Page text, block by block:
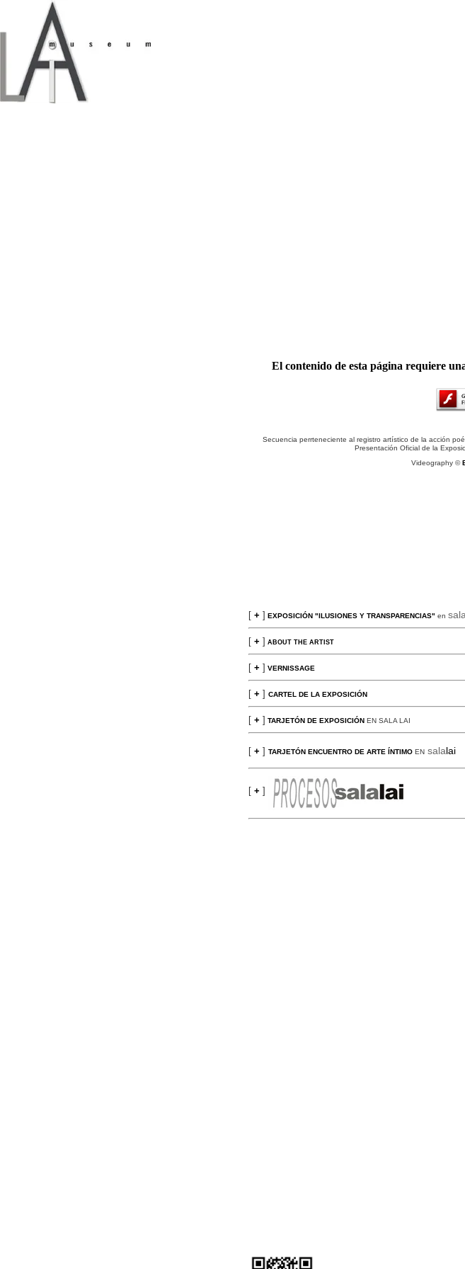
El contenido de esta página requiere
Secuencia perrteneciente al registro artístico de la acción
Presentación Oficial de la
Videography ©
[+ ] EXPOSICIÓN "ILUSIONES Y TRANSPARENCIAS" en sala
[ + ] ABOUT THE ARTIST
[+ ] VERNISSAGE
[ + ] CARTEL DE LA EXPOSICIÓN
[+ ] TARJETÓN DE EXPOSICIÓN EN SALA LAI
[+ ] TARJETÓN ENCUENTRO DE ARTE ÍNTIMOENsalalai
[+ ]